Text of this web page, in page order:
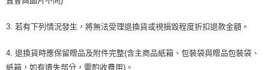
3. 若有下列情況發生，將無法受理退換貨或視損毀程度折扣退款金額。
4. 退換貨時應保留贈品及附件完整(含主商品紙箱、包裝袋與贈品包裝袋、
紙箱，如有遺失部分，需酌收費用)。